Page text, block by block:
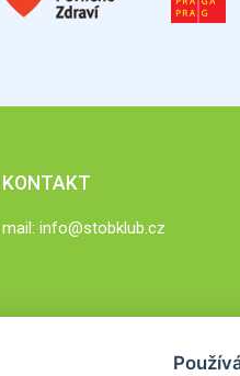
KONTAKT
mail: info@stobklub.cz